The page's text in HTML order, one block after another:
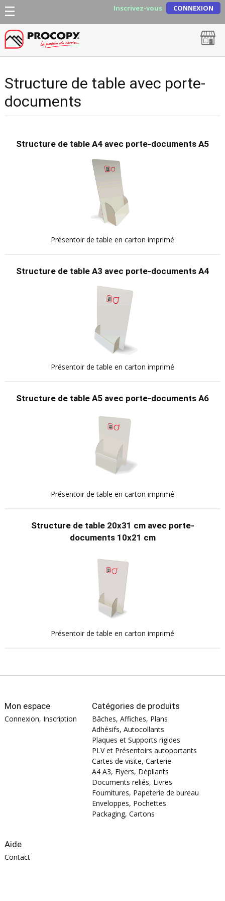
Inscrivez-vous CONNEXION
Structure de table avec porte-
documents
Structure de table A4 avec porte-documents A5
Présentoir de table en carton imprimé
Structure de table A3 avec porte-documents A4
Présentoir de table en carton imprimé
Structure de table A5 avec porte-documents A6
Présentoir de table en carton imprimé
Structure de table 20x31 cm avec porte-
documents 10x21 cm
Présentoir de table en carton imprimé
Mon espace
Connexion, Inscription
Catégories de produits
Bâches, Affiches, Plans
Adhésifs, Autocollants
Plaques et Supports rigides
PLV et Présentoirs autoportants
Cartes de visite, Carterie
A4 A3, Flyers, Dépliants
Documents reliés, Livres
Fournitures, Papeterie de bureau
Enveloppes, Pochettes
Packaging, Cartons
Aide
Contact